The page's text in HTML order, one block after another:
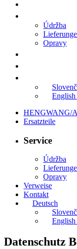
Údržba
Opravy
HENGWANG/
Ersatzteile
Service
Údržba
Opravy
Verweise
Kontakt
Deutsch
Datenschutz